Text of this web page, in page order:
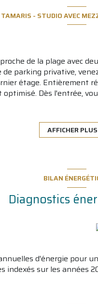
- STUDIO AVEC
de la plage avec
parking privative,
étage. Entièrement
Dès l'entrée,
pour profiter des beaux
se tenir debout,
AFFICHER PLUS
BILAN
Diagnostics
d'énergie pour
indexés sur les années